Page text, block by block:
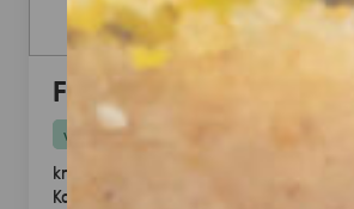
Falafel mit Tahini
vegan
knusprige Falafel aus Kichererbsen
Koriander & Tahini.